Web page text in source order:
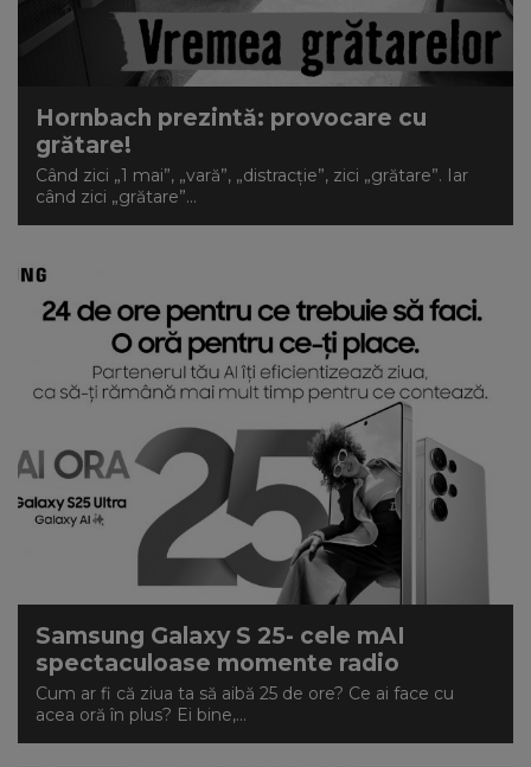
Hornbach prezintă: provocare cu
grătare!
Când zici „1 mai”, „vară”, „distracție”, zici „grătare”. Iar
când zici „grătare”...
Samsung Galaxy S 25- cele mAI
spectaculoase momente radio
Cum ar fi că ziua ta să aibă 25 de ore? Ce ai face cu
acea oră în plus? Ei bine,...